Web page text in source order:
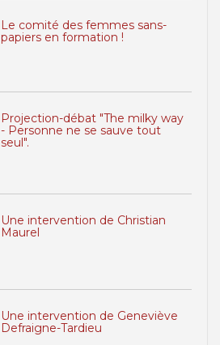
Le comité des femmes sans-
papiers en formation !
Projection-débat "The milky way
- Personne ne se sauve tout
seul".
Une intervention de Christian
Maurel
Une intervention de Geneviève
Defraigne-Tardieu